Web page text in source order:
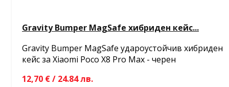
Gravity Bumper MagSafe хибриден кейс...
Gravity Bumper MagSafe удароустойчив хибриден
кейс за Xiaomi Poco X8 Pro Max - черен
12,70 € / 24.84 лв.